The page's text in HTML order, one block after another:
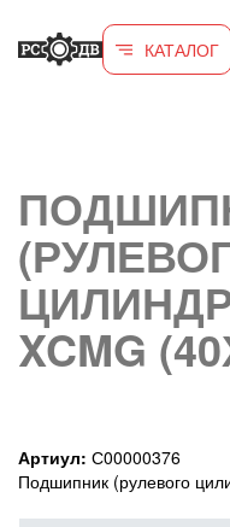
КАТАЛОГ
XCMG
Артиул: С00000376
Подшипник (рулевого